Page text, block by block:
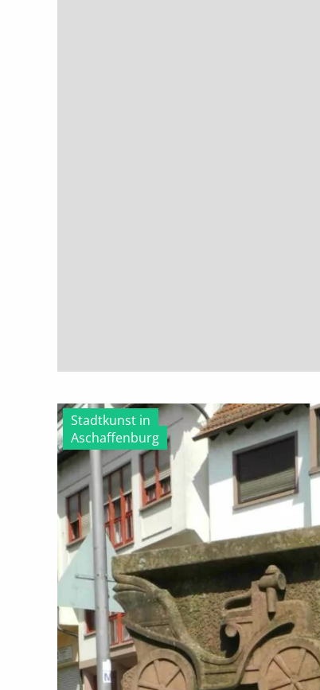
Stadtkunst in
Aschaffenburg